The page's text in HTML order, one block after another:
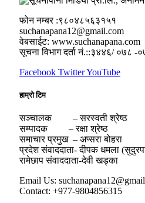
फोन नम्बर :९८०४८५६३१५१
suchanapana12@gmail.com
वेबसाईट: www.suchanapana.com
सूचना विभाग दर्ता नं.::३४४६/ ०७८ -
Facebook TwitterYouTube
हाम्रो टिम
सञ्चालक – सरस्वती श्रेष्ठ
सम्पादक – रक्षा श्रेष्ठ
समाचार प्रमुख – अप्सरा बोहरा
प्रदेश संवाददाता- दीपक धमला
रामेछाप संवाददाता-देवी खड्का
Email Us:
Contact: +977-9804856315